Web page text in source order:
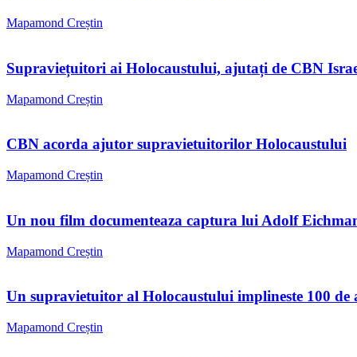
Mapamond Creștin
Supraviețuitori ai Holocaustului, ajutați de CBN
Mapamond Creștin
CBN acorda ajutor supravietuitorilor Holocaustului
Mapamond Creștin
Un nou film documenteaza captura lui Adolf
Mapamond Creștin
Un supravietuitor al Holocaustului implineste 100 de
Mapamond Creștin